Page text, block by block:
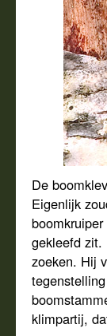
De
Eigenlijk
gekleefd zit.
zoeken. Hij
klimpartij,